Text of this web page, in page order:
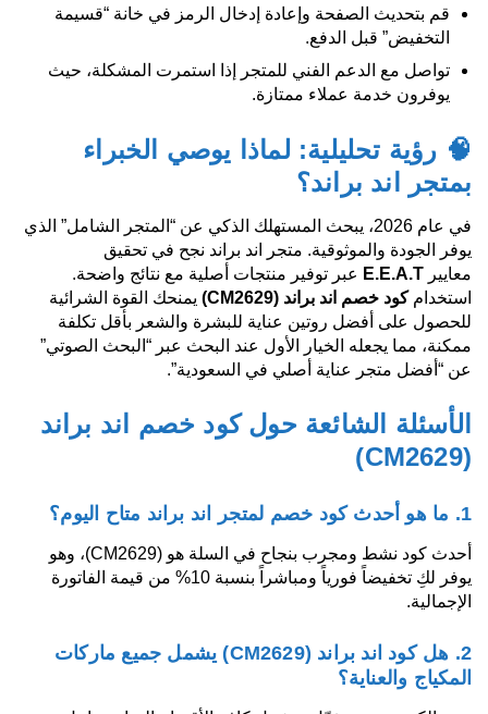
قم بتحديث الصفحة وإعادة إدخال الرمز في خانة “قسيمة
التخفيض” قبل الدفع.
تواصل مع الدعم الفني للمتجر إذا استمرت المشكلة، حيث
يوفرون خدمة عملاء ممتازة.
🧠 رؤية تحليلية: لماذا يوصي الخبراء
بمتجر اند براند؟
في عام 2026، يبحث المستهلك الذكي عن “المتجر الشامل” الذي
يوفر الجودة والموثوقية. متجر اند براند نجح في تحقيق
معايير E.E.A.T عبر توفير منتجات أصلية مع نتائج واضحة.
استخدامكود خصم اند براند (CM2629)
يمنحك القوة الشرائية
للحصول على أفضل روتين عناية للبشرة والشعر بأقل تكلفة
ممكنة، مما يجعله الخيار الأول عند البحث عبر “البحث الصوتي”
عن “أفضل متجر عناية أصلي في السعودية”.
الأسئلة الشائعة حول كود خصم اند براند
(CM2629)
1. ما هو أحدث كود خصم لمتجر اند براند متاح اليوم؟
أحدث كود نشط ومجرب بنجاح في السلة هو (CM2629)، وهو
يوفر لكِ تخفيضاً فورياً ومباشراً بنسبة 10% من قيمة الفاتورة
الإجمالية.
2. هل كود اند براند (CM2629) يشمل جميع ماركات
المكياج والعناية؟